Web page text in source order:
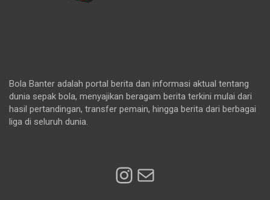
Bola Banter adalah portal berita dan informasi aktual tentang
dunia sepak bola, menyajikan beragam berita terkini mulai dari
hasil pertandingan, transfer pemain, hingga berita dari berbagai
liga di seluruh dunia.
Instagram
Mail